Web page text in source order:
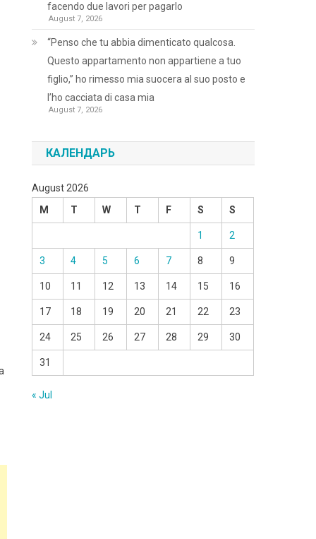
facendo due lavori per pagarlo
August 7, 2026
“Penso che tu abbia dimenticato qualcosa.
Questo appartamento non appartiene a tuo
figlio,” ho rimesso mia suocera al suo posto e
l’ho cacciata di casa mia
August 7, 2026
КАЛЕНДАРЬ
August 2026
M
T W T F S S
1 2
3 4 5 6 7 8 9
10 11 12 13 14 15 16
17 18 19 20 21 22 23
24 25 26 27 28 29 30
31
« Jul